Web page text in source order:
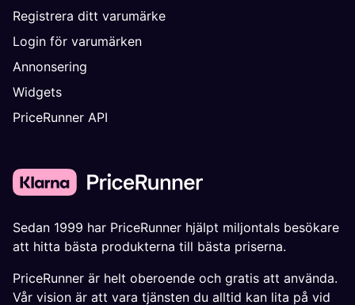
Registrera ditt varumärke
Login för varumärken
Annonsering
Widgets
PriceRunner API
Sedan 1999 har PriceRunner hjälpt miljontals besökare
att hitta bästa produkterna till bästa priserna.
PriceRunner är helt oberoende och gratis att använda.
Vår vision är att vara tjänsten du alltid kan lita på vid